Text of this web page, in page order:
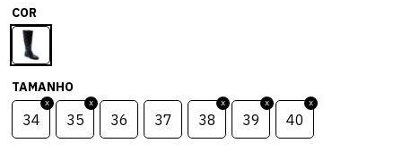
COR
TAMANHO
34 35 36 37 38 39 40